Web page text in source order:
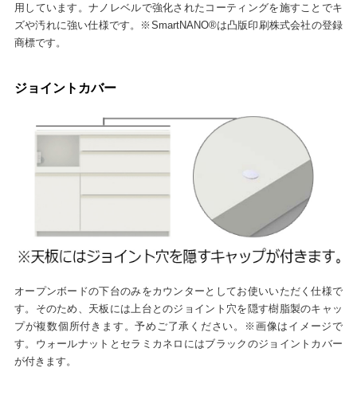
用しています。ナノレベルで強化されたコーティングを施すことでキ
ズや汚れに強い仕様です。※SmartNANO®は凸版印刷株式会社の登録
商標です。
ジョイントカバー
オープンボードの下台のみをカウンターとしてお使いいただく仕様で
す。そのため、天板には上台とのジョイント穴を隠す樹脂製のキャッ
プが複数個所付きます。予めご了承ください。※画像はイメージで
す。ウォールナットとセラミカネロにはブラックのジョイントカバー
が付きます。